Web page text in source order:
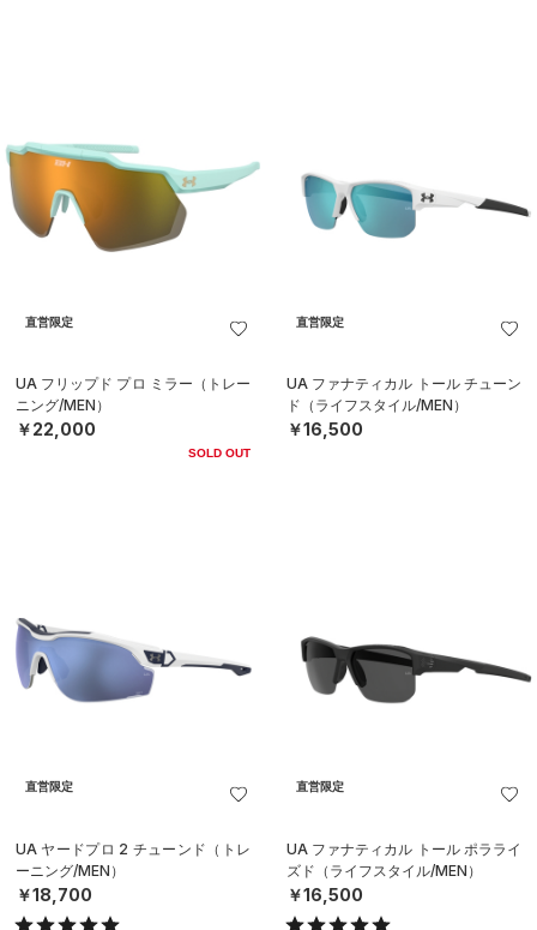
直営限定
UA フリップド プロ ミラー（トレー
ニング/MEN）
￥22,000
SOLD OUT
直営限定
UA ファナティカル トール チューン
ド（ライフスタイル/MEN）
￥16,500
直営限定
UA ヤードプロ 2 チューンド（トレ
ーニング/MEN）
￥18,700
直営限定
UA ファナティカル トール ポラライ
ズド（ライフスタイル/MEN）
￥16,500